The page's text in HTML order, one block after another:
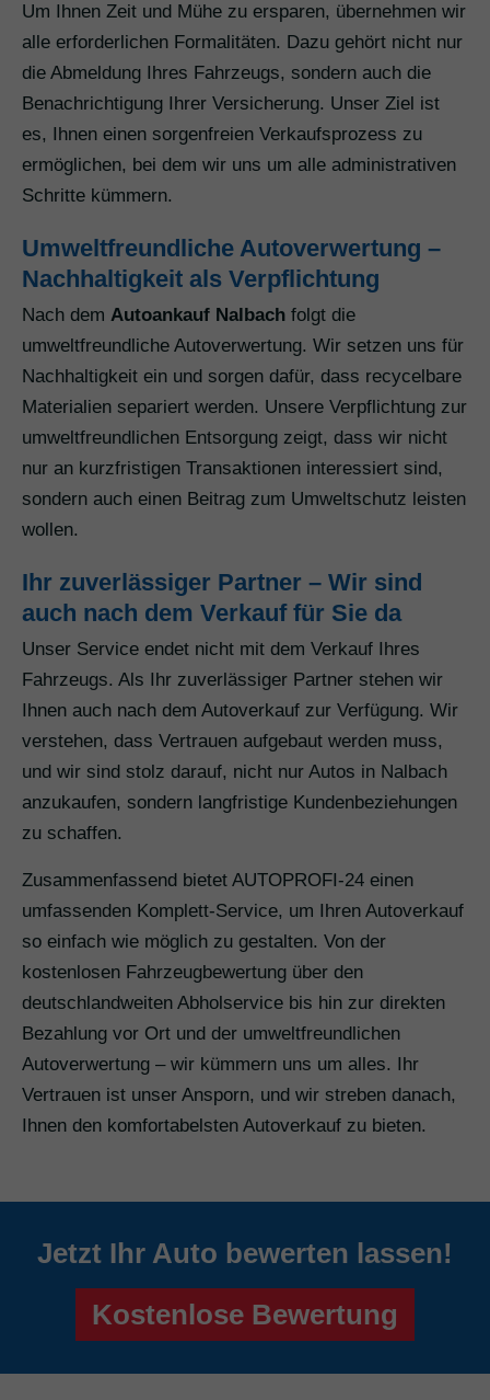
Um Ihnen Zeit und Mühe zu ersparen, übernehmen wir
alle erforderlichen Formalitäten. Dazu gehört nicht nur
die Abmeldung Ihres Fahrzeugs, sondern auch die
Benachrichtigung Ihrer Versicherung. Unser Ziel ist
es, Ihnen einen sorgenfreien Verkaufsprozess zu
ermöglichen, bei dem wir uns um alle administrativen
Schritte kümmern.
Umweltfreundliche Autoverwertung –
Nachhaltigkeit als Verpflichtung
Nach dem Autoankauf Nalbach folgt die
umweltfreundliche Autoverwertung. Wir setzen uns für
Nachhaltigkeit ein und sorgen dafür, dass recycelbare
Materialien separiert werden. Unsere Verpflichtung zur
umweltfreundlichen Entsorgung zeigt, dass wir nicht
nur an kurzfristigen Transaktionen interessiert sind,
sondern auch einen Beitrag zum Umweltschutz leisten
wollen.
Ihr zuverlässiger Partner – Wir sind
auch nach dem Verkauf für Sie da
Unser Service endet nicht mit dem Verkauf Ihres
Fahrzeugs. Als Ihr zuverlässiger Partner stehen wir
Ihnen auch nach dem Autoverkauf zur Verfügung. Wir
verstehen, dass Vertrauen aufgebaut werden muss,
und wir sind stolz darauf, nicht nur Autos in Nalbach
anzukaufen, sondern langfristige Kundenbeziehungen
zu schaffen.
Zusammenfassend bietet AUTOPROFI-24 einen
umfassenden Komplett-Service, um Ihren Autoverkauf
so einfach wie möglich zu gestalten. Von der
kostenlosen Fahrzeugbewertung über den
deutschlandweiten Abholservice bis hin zur direkten
Bezahlung vor Ort und der umweltfreundlichen
Autoverwertung – wir kümmern uns um alles. Ihr
Vertrauen ist unser Ansporn, und wir streben danach,
Ihnen den komfortabelsten Autoverkauf zu bieten.
Jetzt Ihr Auto bewerten lassen!
Kostenlose Bewertung